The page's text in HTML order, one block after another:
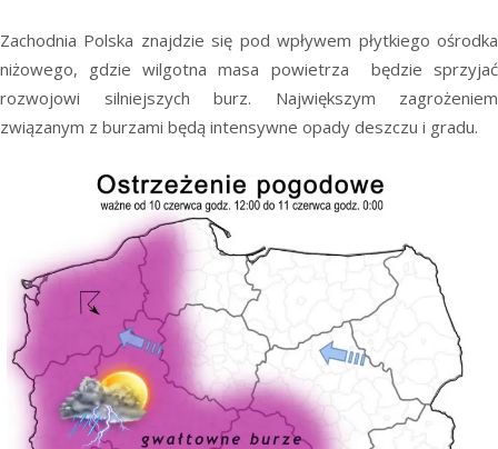
Zachodnia Polska znajdzie się pod wpływem płytkiego ośrodka
niżowego, gdzie wilgotna masa powietrza będzie sprzyjać
rozwojowi silniejszych burz. Największym zagrożeniem
związanym z burzami będą intensywne opady deszczu i gradu.